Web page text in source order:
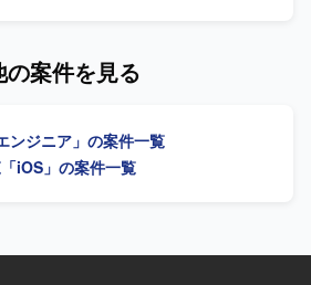
真登録などの機能を通じて、現場業
【開発環境】
プリケーション開発環境を想定してお
。
キュメントの作成も実施いただきま
ケーションを取りながら、品質とユ
た開発ができる方を歓迎いたしま
専門性を活かしつつ、金融ドメイン
の案件を見る
ンジニア」の案件一覧
「iOS」の案件一覧